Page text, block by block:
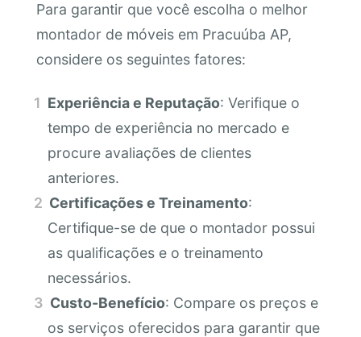
Para garantir que você escolha o melhor
montador de móveis em Pracuúba AP,
considere os seguintes fatores:
Experiência e Reputação: Verifique o
tempo de experiência no mercado e
procure avaliações de clientes
anteriores.
Certificações e Treinamento:
Certifique-se de que o montador possui
as qualificações e o treinamento
necessários.
Custo-Benefício: Compare os preços e
os serviços oferecidos para garantir que